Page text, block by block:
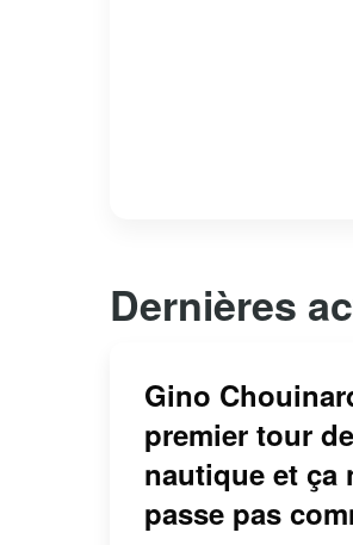
Dernières
Gino
premier tour
nautique et ça
passe pas